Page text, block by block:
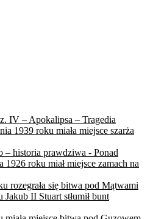
IV – Apokalipsa – Tragedia
1939 roku miała miejsce szarża
– historia prawdziwa - Ponad
1926 roku miał miejsce zamach na
rozegrała się bitwa pod Mątwami
II Stuart stłumił bunt